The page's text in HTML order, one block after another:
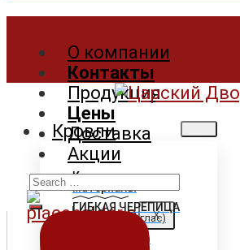
О компании
Контакты
Продукция
Цены
Доставка
Акции
X
Кровли
Кровельные
материалы
ГИБКАЯ ЧЕРЕПИЦА
Shinglas (Шинглас)
Tegola (Тегола)
Search
for: